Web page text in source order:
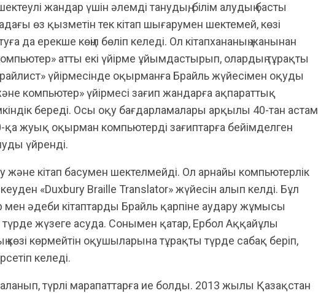
жандар үшін әлемді танудың, білім алудың басты
өз қызметін тек кітап шығарумен шектемей, көзі
да ерекше көңіл бөліп келеді. Ол кітапхананың жанынан
атты екі үйірме ұйымдастырып, олардың тұрақты
үйірмесінде оқырманға Брайль жүйесімен оқуды
компьютер» үйірмесі зағип жандарға ақпараттық
береді. Осы оқу бағдарламалары арқылы 40-тан астам
қа жуық оқырман компьютерді зағиптарға бейімделген
үйренді.
және кітап басумен шектелмейді. Ол арнайы компьютерлік
«Duxbury Braille Translator» жүйесін алып келді. Бұл
әдеби кітаптарды Брайль қарпіне аудару жұмысы
жүзеге асуда. Сонымен қатар, Ербол Аққайұлы
көзі көрмейтін оқушыларына тұрақты түрде сабақ беріп,
келеді.
түрлі марапаттарға ие болды. 2013 жылы Қазақстан